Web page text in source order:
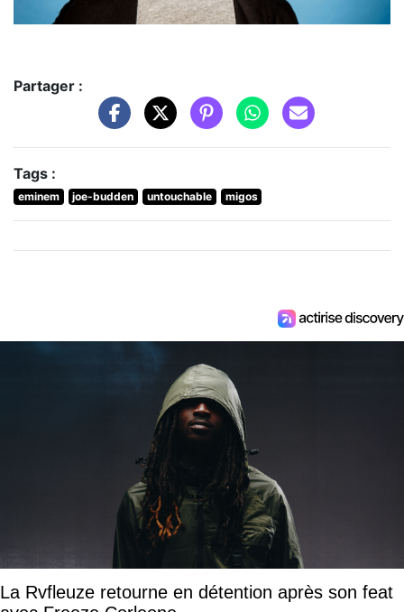
Partager :
Tags :
eminem joe-budden untouchable migos
La Rvfleuze retourne en détention après son feat